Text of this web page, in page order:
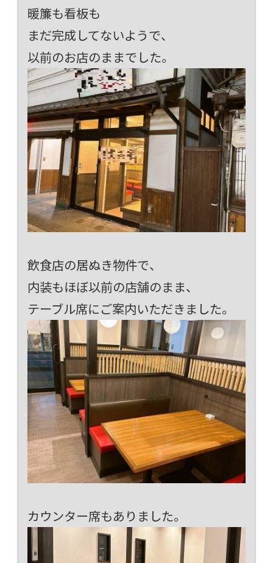
暖簾も看板も
まだ完成してないようで、
以前のお店のままでした。
飲食店の居ぬき物件で、
内装もほぼ以前の店舗のまま、
テーブル席にご案内いただきました。
カウンター席もありました。